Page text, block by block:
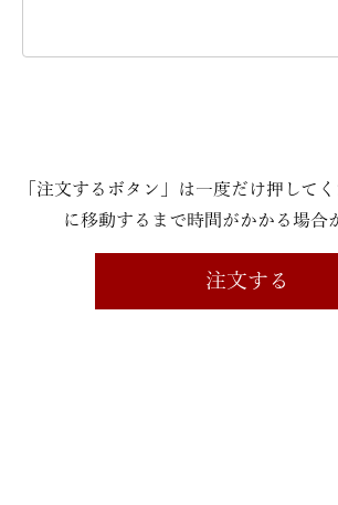
「注文するボタン」は一度だけ押して
に移動するまで時間がかかる場合